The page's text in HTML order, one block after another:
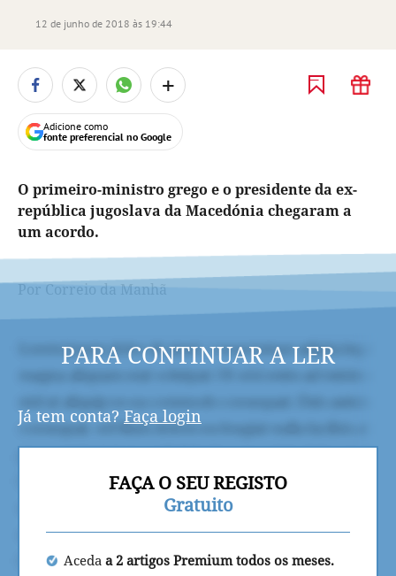
12 de junho de 2018 às 19:44
+
Adicione como
fonte preferencial no Google
O primeiro-ministro grego e o presidente da ex-
república jugoslava da Macedónia chegaram a
um acordo.
Por Correio da Manhã
PARA CONTINUAR A LER
Já tem conta? Faça login
FAÇA O SEU REGISTO
Gratuito
Aceda a 2 artigos Premium todos os meses.